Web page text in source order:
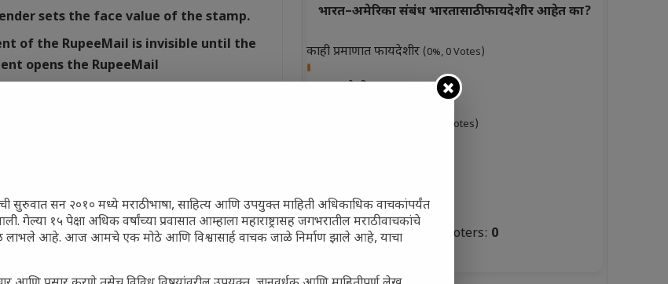
sets the face value of the stamp.
of the RupeeMail is invisible until the
opens the RupeeMail
(GK) and Intelligent Quotient
one of the most important part for
growth, we need to keep updated
भारत–अमेरिका संबंध भारतासाठी फायदेशीर आहेत का?
काही प्रमाणात फायदेशीर (0%, 0 Votes)
(0%, 3 Votes)
(0%, 0 Votes)
तटस्थ(0%, 3 Votes)
Total Voters: 0
सुरुवात सन २०१० मध्ये मराठी भाषा, साहित्य आणि उपयुक्त माहिती अधिकाधिक वाचकांपर्यंत
गेल्या १५ पेक्षा अधिक वर्षांच्या प्रवासात आम्हाला महाराष्ट्रासह जगभरातील मराठी वाचकांचे
लाभले आहे. आज आमचे एक मोठे आणि विश्वासार्ह वाचक जाळे निर्माण झाले आहे, याचा